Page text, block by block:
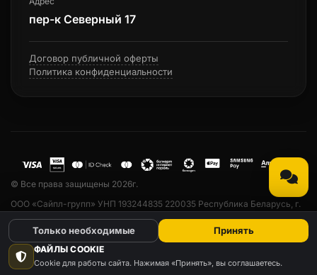
пер-к Северный 17
Договор публичной оферты
Политика конфиденциальности
© Все права защищены 2026г.
ООО «Сайпл-групп» УНП 193244835 220035 Республика Беларусь, г.
Минск, ул. Тарханова, 13а, пом. 33. Свидетельство о государственной
регистрации № 193244835 от 23.04.2019 выдано Минским
горисполкомом. Дата регистрации в Торговом реестре РБ № 530742
от 24.03.2022 г. Email: emmet.by@mail.ru
ФАЙЛЫ COOKIE
Cookie для работы сайта. Нажимая «Принять», вы соглашаетесь.
Только необходимые Принять